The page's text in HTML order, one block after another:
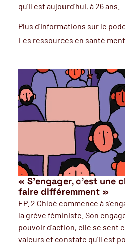
qu’il est aujourd’hui, à 26 ans.
Plus d'informations sur le
Les ressources en santé
« S’engager, c’est une
faire différemment »
EP. 2 Chloé commence à
la grève féministe. Son
pouvoir d’action, elle se sent
valeurs et constate qu’il est